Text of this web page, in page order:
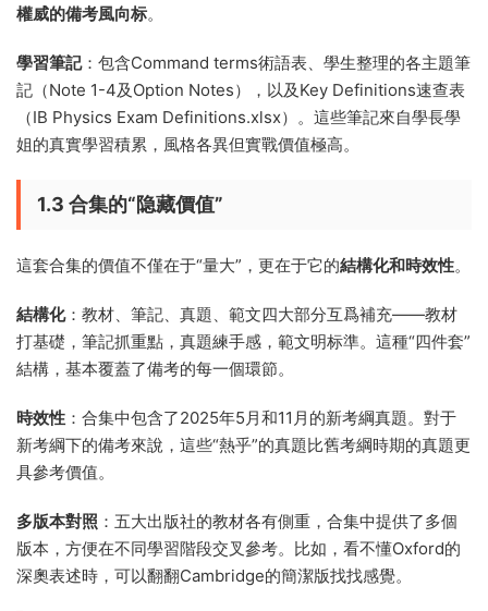
權威的備考風向标。
學習筆記：包含Command terms術語表、學生整理的各主題筆
記（Note 1-4及Option Notes），以及Key Definitions速查表
（IB Physics Exam Definitions.xlsx）。這些筆記來自學長學
姐的真實學習積累，風格各異但實戰價值極高。
1.3 合集的“隐藏價值”
這套合集的價值不僅在于“量大”，更在于它的結構化和時效性。
結構化：教材、筆記、真題、範文四大部分互爲補充——教材
打基礎，筆記抓重點，真題練手感，範文明标準。這種“四件套”
結構，基本覆蓋了備考的每一個環節。
時效性 ：合集中包含了2025年5月和11月的新考綱真題。對于
新考綱下的備考來說，這些“熱乎”的真題比舊考綱時期的真題更
具參考價值。
多版本對照 ：五大出版社的教材各有側重，合集中提供了多個
版本，方便在不同學習階段交叉參考。比如，看不懂Oxford的
深奧表述時，可以翻翻Cambridge的簡潔版找找感覺。